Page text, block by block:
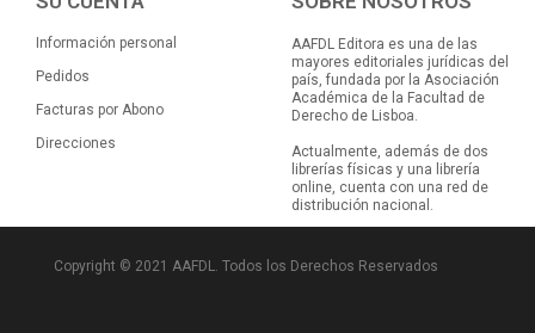
Información personal
Pedidos
Facturas por Abono
Direcciones
AAFDL Editora es una de las
mayores editoriales jurídicas del
país, fundada por la Asociación
Académica de la Facultad de
Derecho de Lisboa.
Actualmente, además de dos
librerías físicas y una librería
online, cuenta con una red de
distribución nacional.
Copyright © 2021 AAFDL. Todos los Derechos Reservados